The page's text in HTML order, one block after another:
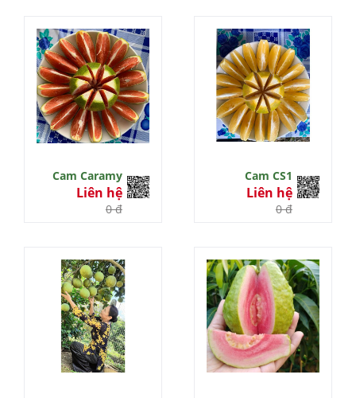
Cam Caramy
Liên hệ
0 đ
Cam CS1
Liên hệ
0 đ